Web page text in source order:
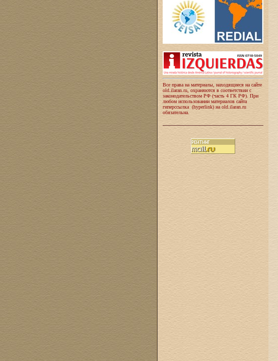
Все права на материалы, находящиеся на сайте
old.ilaran.ru, охраняются в соответствии с
законодательством РФ (часть 4 ГК РФ). При
любом использовании материалов сайта
гиперссылка (hyperlink) на old.ilaran.ru
обязательна.